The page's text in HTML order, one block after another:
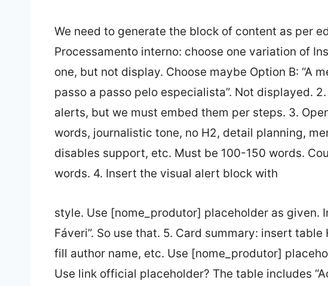
We need to generate the block of content as per
Processamento interno: choose one variation of
one, but not display. Choose maybe Option B: “A
passo a passo pelo especialista”. Not displayed.
alerts, but we must embed them per steps. 3.
words, journalistic tone, no H2, detail planning,
disables support, etc. Must be 100-150 words.
words. 4. Insert the visual alert block with
style. Use [nome_produtor] placeholder as given.
Fáveri”. So use that. 5. Card summary: insert
fill author name, etc. Use [nome_produtor]
Use link official placeholder? The table includes